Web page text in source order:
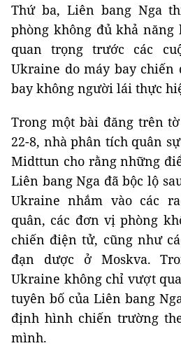
Thứ ba, Liên bang Nga
phòng không đủ khả năng
quan trọng trước các
Ukraine do máy bay chiến
bay không người lái thực
Trong một bài đăng trên
22-8, nhà phân tích quân
Midttun cho rằng những
Liên bang Nga đã bộc lộ
Ukraine nhắm vào các
quân, các đơn vị phòng
chiến điện tử, cũng như
đạn dược ở Moskva.
Ukraine không chỉ vượt
tuyên bố của Liên bang
định hình chiến trường
mình.